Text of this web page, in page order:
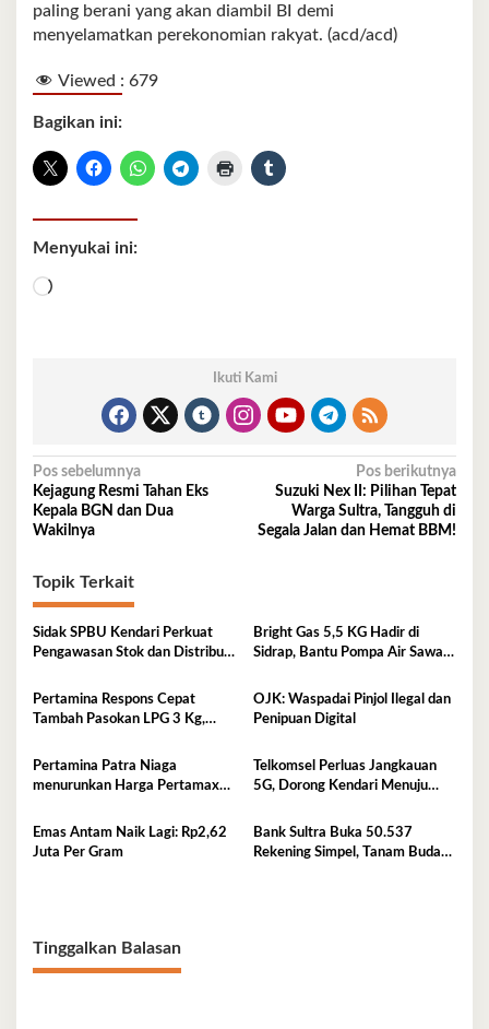
paling berani yang akan diambil BI demi
menyelamatkan perekonomian rakyat. (acd/acd)
Viewed : 679
Bagikan ini:
Menyukai ini:
Memuat...
Ikuti Kami
Navigasi
pos
Pos sebelumnya
Kejagung Resmi Tahan Eks
Kepala BGN dan Dua
Wakilnya
Pos berikutnya
Suzuki Nex II: Pilihan Tepat
Warga Sultra, Tangguh di
Segala Jalan dan Hemat BBM!
Topik Terkait
Sidak SPBU Kendari Perkuat
Pengawasan Stok dan Distribusi
Bright Gas 5,5 KG Hadir di
Sidrap, Bantu Pompa Air Sawah
Elpiji 3 Kg
Pertamina Respons Cepat
Tambah Pasokan LPG 3 Kg,
Selatan Berlangsung Kondusif
OJK: Waspadai Pinjol Ilegal dan
Penipuan Digital
Pertamina Patra Niaga
menurunkan Harga Pertamax
Telkomsel Perluas Jangkauan
5G, Dorong Kendari Menuju
Emas Antam Naik Lagi: Rp2,62
Juta Per Gram
Bank Sultra Buka 50.537
Rekening Simpel, Tanam Budaya
Tinggalkan Balasan